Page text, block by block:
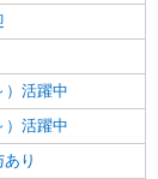
NEW
で巡回やケア
い有/週払い有/交
）活躍中
）活躍中
り